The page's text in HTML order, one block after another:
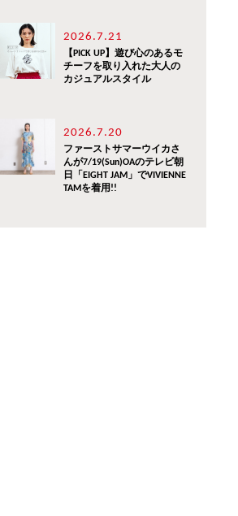
2026.7.21
【PICK UP】遊び心のあるモ
チーフを取り入れた大人の
カジュアルスタイル
2026.7.20
ファーストサマーウイカさ
んが7/19(Sun)OAのテレビ朝
日「EIGHT JAM」でVIVIENNE
TAMを着用!!